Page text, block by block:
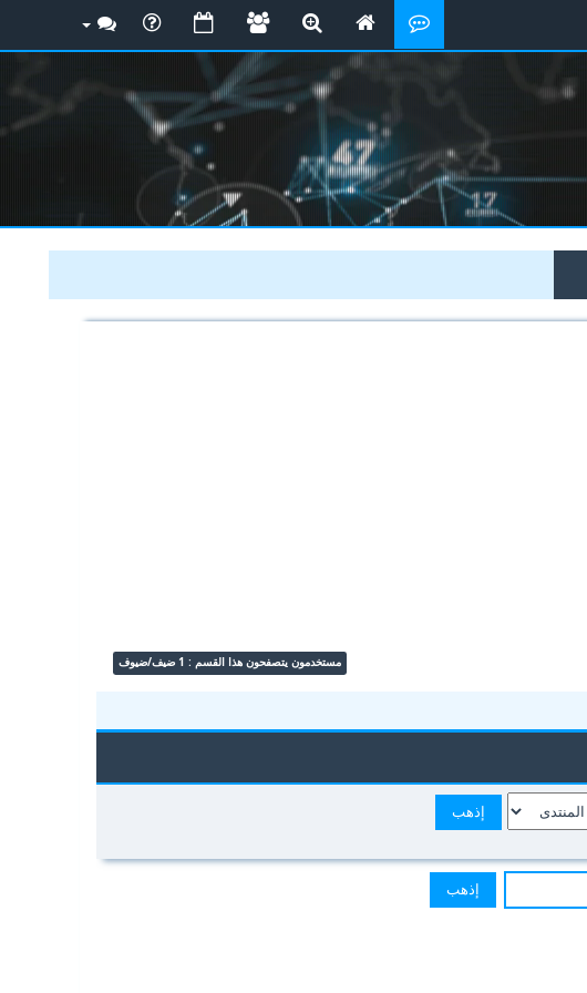
مستخدمون يتصفحون هذا القسم : 1 ضيف/ضيوف